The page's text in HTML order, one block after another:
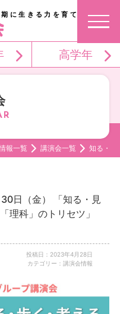
に生きる力を育てる。
高学年
報一覧 講演会一覧 知る・見
日（金） 「知る・見
理科」のトリセツ」
投稿日：2023年4月28日
カテゴリー：講演会情報